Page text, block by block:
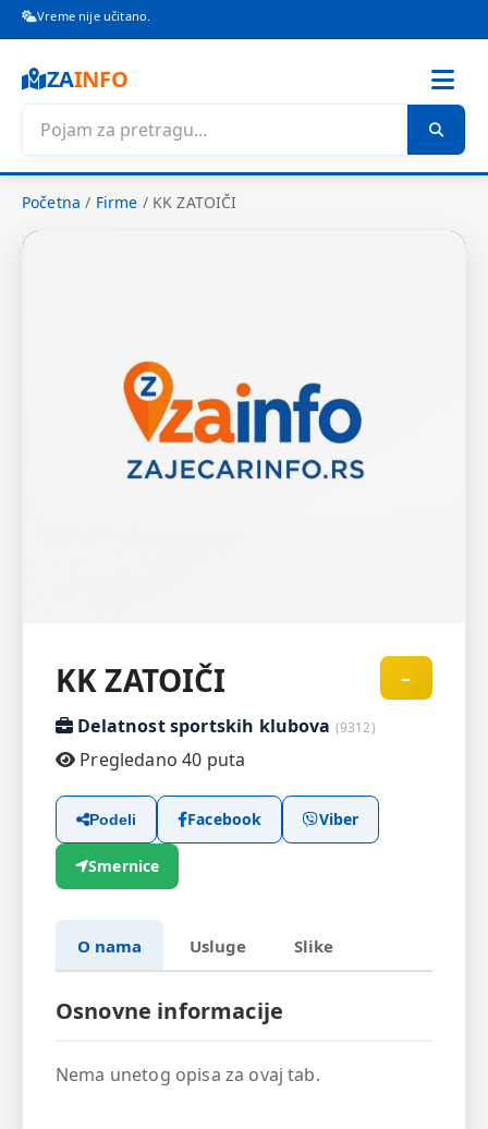
Vreme nije učitano.
ZAINFO
Početna / Firme / KK ZATOIČI
KK ZATOIČI
Delatnost sportskih klubova (9312)
Pregledano 40 puta
–
Podeli Facebook Viber
Smernice
O nama Usluge Slike
Osnovne informacije
Nema unetog opisa za ovaj tab.